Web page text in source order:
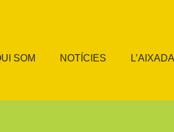
SOM NOTÍCIES L’AIXADA